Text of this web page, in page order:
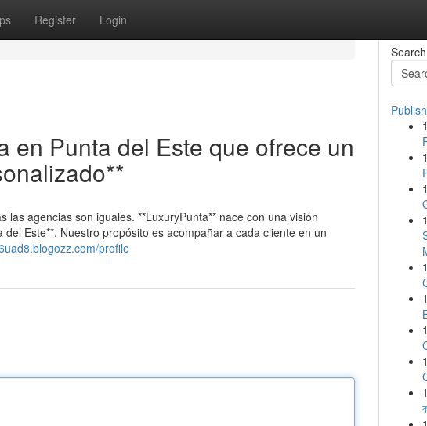
Register Login
en Punta del Este que ofrece un
agencias son iguales. **LuxuryPunta** nace con una visión
Este**. Nuestro propósito es acompañar a cada cliente en un
profile
Search
1
1
1
1
1
1
1
1
1